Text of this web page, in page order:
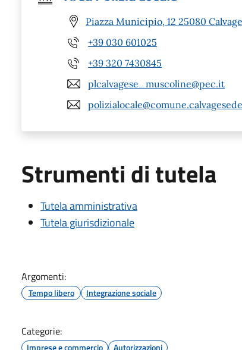
Piazza Municipio, 12 25080
+39 030 601025
+39 320 7430845
plcalvagese_muscoline@pec.it
Strumenti di tutela
Tutela amministrativa
Tutela giurisdizionale
Argomenti:
Tempo libero Integrazione sociale
Categorie:
Imprese e commercio Autorizzazioni